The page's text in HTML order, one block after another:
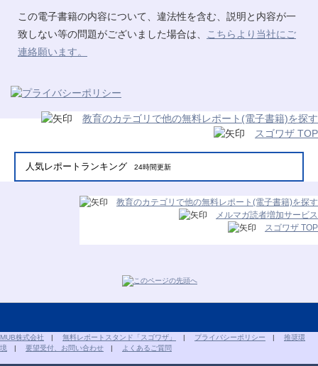
この電子書籍の内容について、違法性を含む、説明と内容が一
致しない等の問題がございました場合は、
こちらより当社にご
連絡願います。
教育のカテゴリで他の無料レポート(電子書籍)を探す
スゴワザ TOP
人気レポートランキング 24時間更新
教育のカテゴリで他の無料レポート(電子書籍)を探す
メルマガ読者増加サービス
スゴワザ TOP
MUB株式会社 | 無料レポートスタンド「スゴワザ」 | プライバシーポリシー | 推奨環
境 | 要望受付、お問い合わせ | よくあるご質問